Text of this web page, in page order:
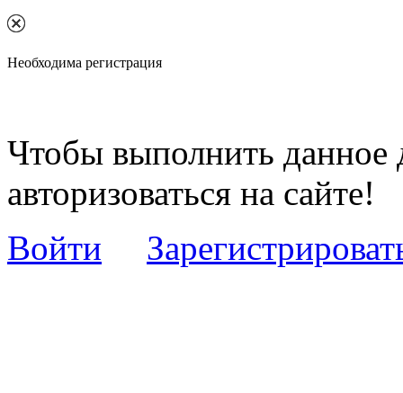
Необходима регистрация
Чтобы выполнить данное
авторизоваться на сайте!
Войти